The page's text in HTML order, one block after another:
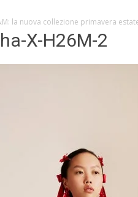
la nuova collezione primavera
X-H26M-2